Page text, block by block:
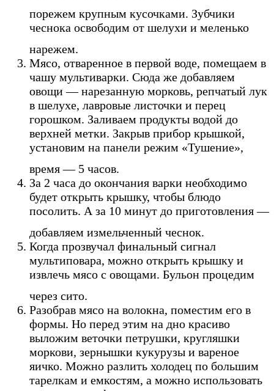
порежем крупным кусочками. Зубчики
чеснока освободим от шелухи и меленько
нарежем.
Мясо, отваренное в первой воде, помещаем в
чашу мультиварки. Сюда же добавляем
овощи — нарезанную морковь, репчатый лук
в шелухе, лавровые листочки и перец
горошком. Заливаем продукты водой до
верхней метки. Закрыв прибор крышкой,
установим на панели режим «Тушение»,
время — 5 часов.
За 2 часа до окончания варки необходимо
будет открыть крышку, чтобы блюдо
посолить. А за 10 минут до приготовления —
добавляем измельченный чеснок.
Когда прозвучал финальный сигнал
мультиповара, можно открыть крышку и
извлечь мясо с овощами. Бульон процедим
через сито.
Разобрав мясо на волокна, поместим его в
формы. Но перед этим на дно красиво
выложим веточки петрушки, кругляшки
моркови, зернышки кукурузы и вареное
яичко. Можно разлить холодец по большим
тарелкам и емкостям, а можно использовать